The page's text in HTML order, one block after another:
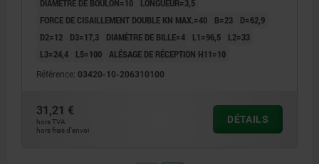
DIAMÈTRE DE BOULON=10
LONGUEUR=3,5
FORCE DE CISAILLEMENT DOUBLE KN MAX.=40
B=23
D=62,9
D2=12
D3=17,3 DIAMÈTRE DE BILLE=4 L1=96,5
L2=33
L3=24,4
L5=100 ALÉSAGE DE RÉCEPTION H11=10
Référence: 03420-10-206310100
31,21 €
hors TVA
hors frais d’envoi
DÉTAILS